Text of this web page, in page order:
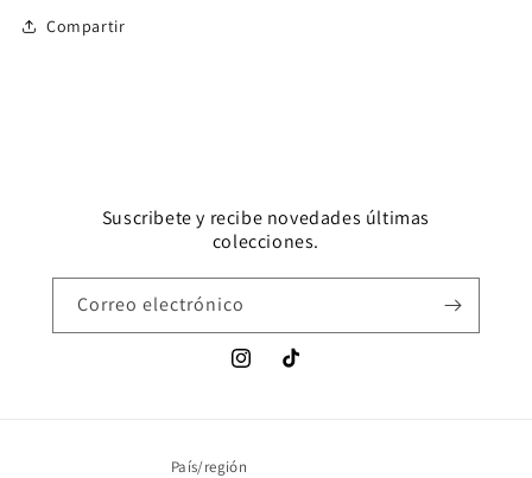
Compartir
Suscribete y recibe novedades últimas
colecciones.
Correo electrónico
InstagramTikTok
País/región